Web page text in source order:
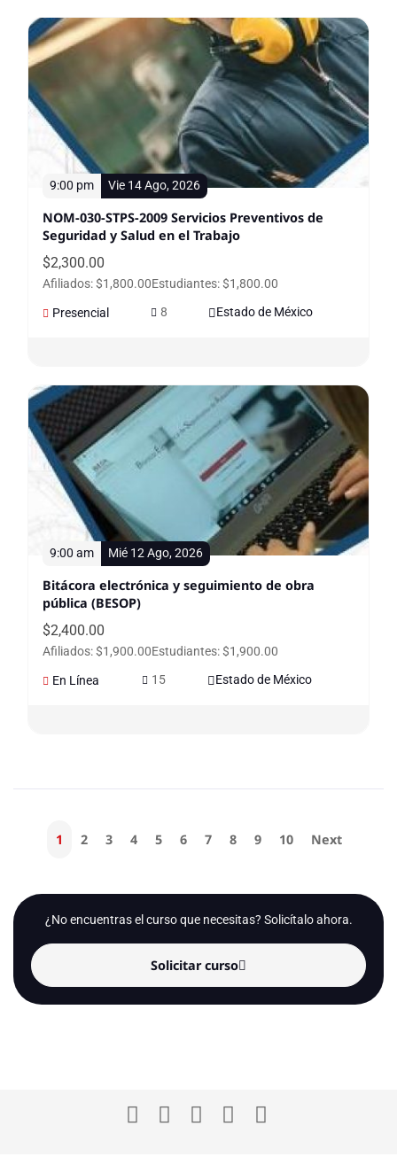
9:00 pm Vie 14 Ago, 2026
NOM-030-STPS-2009 Servicios Preventivos de
Seguridad y Salud en el Trabajo
$2,300.00
Afiliados: $1,800.00Estudiantes: $1,800.00
Presencial
8 Estado de México
9:00 am Mié 12 Ago, 2026
Bitácora electrónica y seguimiento de obra
pública (BESOP)
$2,400.00
Afiliados: $1,900.00Estudiantes: $1,900.00
En Línea
15 Estado de México
1 2 3 4 5 6 7 8 9 10 Next
¿No encuentras el curso que necesitas? Solicítalo ahora.
Solicitar curso